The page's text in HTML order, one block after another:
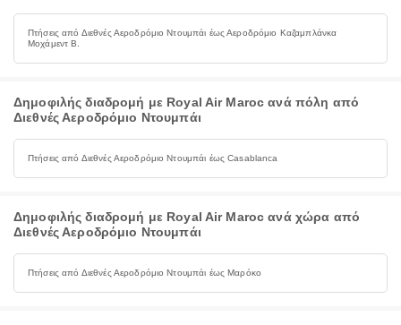
Πτήσεις από Διεθνές Αεροδρόμιο Ντουμπάι έως Αεροδρόμιο Καζαμπλάνκα
Μοχάμεντ Β.
Δημοφιλής διαδρομή με Royal Air Maroc ανά πόλη από
Διεθνές Αεροδρόμιο Ντουμπάι
Πτήσεις από Διεθνές Αεροδρόμιο Ντουμπάι έως Casablanca
Δημοφιλής διαδρομή με Royal Air Maroc ανά χώρα από
Διεθνές Αεροδρόμιο Ντουμπάι
Πτήσεις από Διεθνές Αεροδρόμιο Ντουμπάι έως Μαρόκο